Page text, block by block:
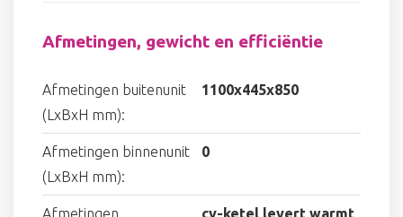
Afmetingen, gewicht en efficiëntie
Afmetingen buitenunit
(LxBxH mm):
1100x445x850
Afmetingen binnenunit
(LxBxH mm):
0